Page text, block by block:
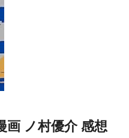
画 ノ村優介 感想